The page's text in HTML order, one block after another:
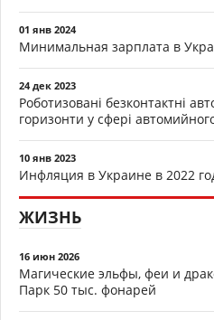
01 янв 2024
Минимальная зарплата в
24 дек 2023
Роботизовані безконтактні
горизонти у сфері
10 янв 2023
Инфляция в Украине в 2022
ЖИЗНЬ
16 июн 2026
Магические эльфы, феи и
Парк 50 тыс. фонарей